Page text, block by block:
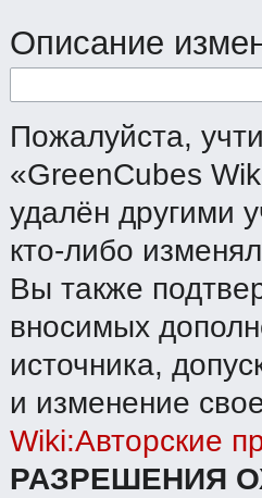
Описание
Пожалуйста,
«GreenCubes
удалён другими
кто-либо
Вы также
вносимых
источника,
и изменение
Wiki:Авторские
РАЗРЕШЕНИЯ